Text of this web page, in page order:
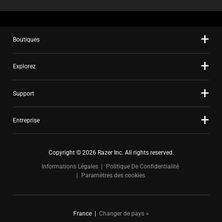
Boutiques
Explorez
Support
Entreprise
Copyright © 2026 Razer Inc. All rights reserved.
Informations Légales
Politique De Confidentialité
Paramètres des cookies
France Changer de pays >